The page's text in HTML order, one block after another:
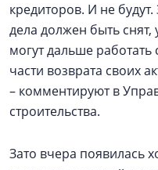
кредиторов. И не
дела должен быть снят,
могут дальше
части возврата своих
– комментируют в
строительства.
Зато вчера появилась